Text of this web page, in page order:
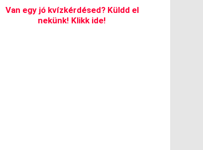
Van egy jó kvízkérdésed? Küldd el
nekünk! Klikk ide!